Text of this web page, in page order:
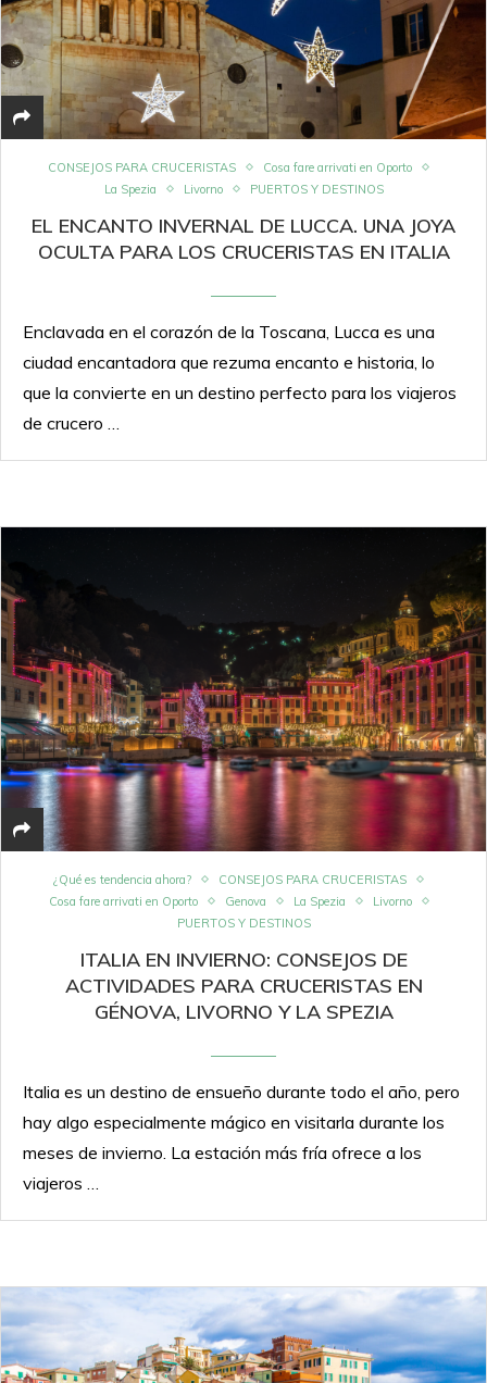
CONSEJOS PARA CRUCERISTAS
Cosa fare arrivati en Oporto
La Spezia
Livorno PUERTOS Y DESTINOS
EL ENCANTO INVERNAL DE LUCCA. UNA JOYA
OCULTA PARA LOS CRUCERISTAS EN ITALIA
Enclavada en el corazón de la Toscana, Lucca es una
ciudad encantadora que rezuma encanto e historia, lo
que la convierte en un destino perfecto para los viajeros
de crucero …
¿Qué es tendencia ahora?
CONSEJOS PARA CRUCERISTAS
Cosa fare arrivati en Oporto
Genova La Spezia
Livorno
PUERTOS Y DESTINOS
ITALIA EN INVIERNO: CONSEJOS DE
ACTIVIDADES PARA CRUCERISTAS EN
GÉNOVA, LIVORNO Y LA SPEZIA
Italia es un destino de ensueño durante todo el año, pero
hay algo especialmente mágico en visitarla durante los
meses de invierno. La estación más fría ofrece a los
viajeros …